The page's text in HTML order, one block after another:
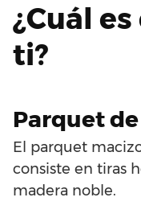
¿Cuál
ti?
Parquet
El parquet
consiste en tiras
madera noble.